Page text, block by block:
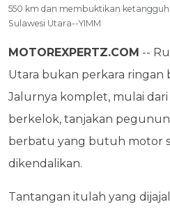
550 km dan membuktikan
Sulawesi Utara--YIMM
MOTOREXPERTZ.COM --
Utara bukan perkara ringan
Jalurnya komplet, mulai dari
berkelok, tanjakan
berbatu yang butuh motor
dikendalikan.
Tantangan itulah yang